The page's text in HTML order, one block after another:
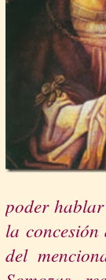
poder
la
del